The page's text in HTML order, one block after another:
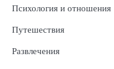
Психология и отношения
Путешествия
Развлечения